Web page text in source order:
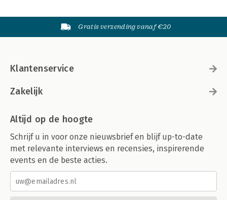
Gratis verzending vanaf €20
Klantenservice
Zakelijk
Altijd op de hoogte
Schrijf u in voor onze nieuwsbrief en blijf up-to-date
met relevante interviews en recensies, inspirerende
events en de beste acties.